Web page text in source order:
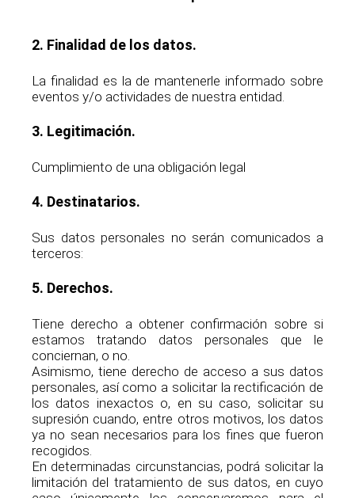
2. Finalidad de los datos.
La finalidad es la de mantenerle informado sobre
eventos y/o actividades de nuestra entidad.
3. Legitimación.
Cumplimiento de una obligación legal
4. Destinatarios.
Sus datos personales no serán comunicados a
terceros:
5. Derechos.
Tiene derecho a obtener confirmación sobre si
estamos tratando datos personales que le
conciernan, o no.
Asimismo, tiene derecho de acceso a sus datos
personales, así como a solicitar la rectificación de
los datos inexactos o, en su caso, solicitar su
supresión cuando, entre otros motivos, los datos
ya no sean necesarios para los fines que fueron
recogidos.
En determinadas circunstancias, podrá solicitar la
limitación del tratamiento de sus datos, en cuyo